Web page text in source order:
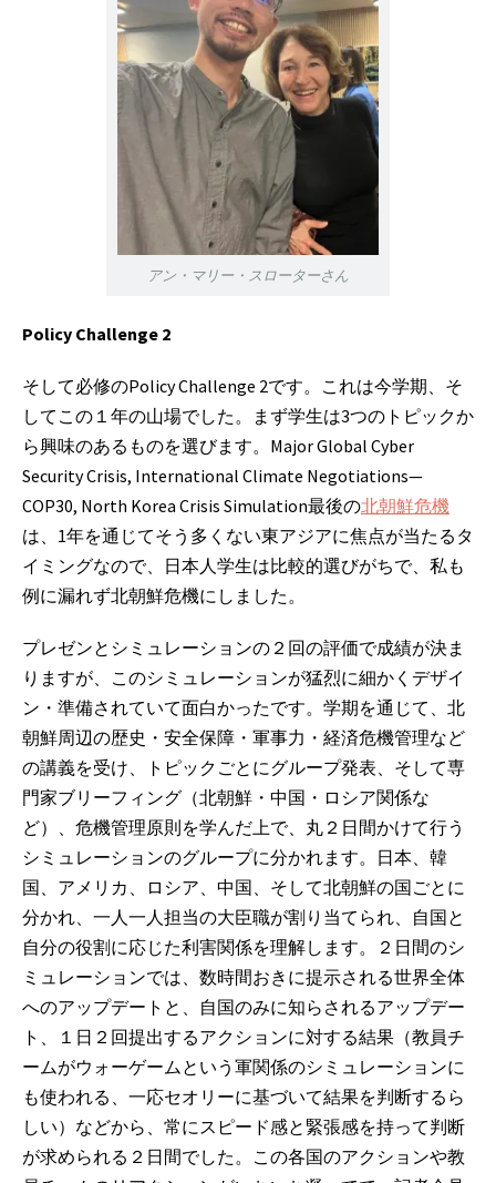
アン・マリー・スローターさん
Policy Challenge 2
そして必修のPolicy Challenge 2です。これは今学期、そ
してこの１年の山場でした。
まず学生は3つのトピックか
ら興味のあるものを選びます。 Major Global Cyber
Security Crisis, International Climate Negotiations—
COP30, North Korea Crisis Simulation最後の北朝鮮危機
は、1年を通じてそう多くない東アジアに焦点が当たるタ
イミングなので、日本人学生は比較的選びがちで、私も
例に漏れず北朝鮮危機にしました。
プレゼンとシミュレーションの２回の評価で成績が決ま
りますが、このシミュレーションが猛烈に細かくデザイ
ン・準備されていて面白かったです。 学期を通じて、北
朝鮮周辺の歴史・安全保障・軍事力・経済危機管理など
の講義を受け、トピックごとにグループ発表、そして専
門家ブリーフィング（北朝鮮・中国・ロシア関係な
ど）、 危機管理原則を学んだ上で、丸２日間かけて行う
シミュレーションのグループに分かれます。 日本、韓
国、アメリカ、ロシア、中国、そして北朝鮮の国ごとに
分かれ、一人一人担当の大臣職が割り当てられ、自国と
自分の役割に応じた利害関係を理解します。２日間のシ
ミュレーションでは、数時間おきに提示される世界全体
へのアップデートと、自国のみに知らされるアップデー
ト、１日２回提出するアクションに対する結果（教員チ
ームがウォーゲームという軍関係のシミュレーションに
も使われる、一応セオリーに基づいて結果を判断するら
しい）などから、常にスピード感と緊張感を持って判断
が求められる２日間でした。この各国のアクションや教